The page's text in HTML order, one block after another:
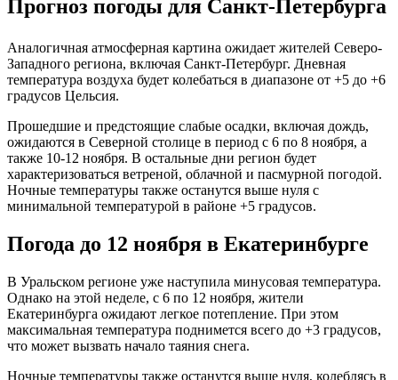
Прогноз погоды для Санкт-Петербурга
Аналогичная атмосферная картина ожидает жителей Северо-
Западного региона, включая Санкт-Петербург. Дневная
температура воздуха будет колебаться в диапазоне от +5 до +6
градусов Цельсия.
Прошедшие и предстоящие слабые осадки, включая дождь,
ожидаются в Северной столице в период с 6 по 8 ноября, а
также 10-12 ноября. В остальные дни регион будет
характеризоваться ветреной, облачной и пасмурной погодой.
Ночные температуры также останутся выше нуля с
минимальной температурой в районе +5 градусов.
Погода до 12 ноября в Екатеринбурге
В Уральском регионе уже наступила минусовая температура.
Однако на этой неделе, с 6 по 12 ноября, жители
Екатеринбурга ожидают легкое потепление. При этом
максимальная температура поднимется всего до +3 градусов,
что может вызвать начало таяния снега.
Ночные температуры также останутся выше нуля, колеблясь в